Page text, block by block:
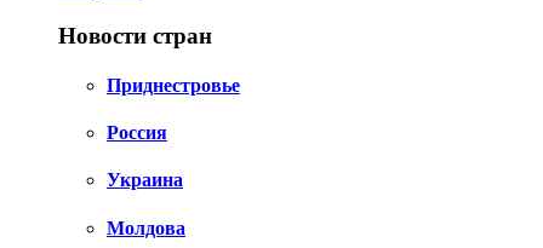
Новости стран
Приднестровье
Россия
Украина
Молдова